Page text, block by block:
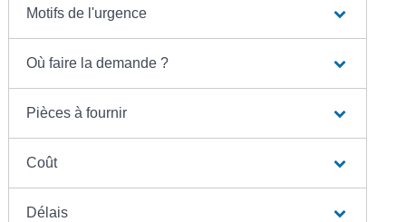
Motifs de l'urgence
Où faire la demande ?
Pièces à fournir
Coût
Délais